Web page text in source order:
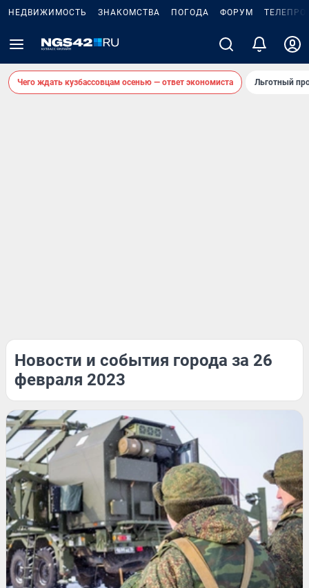
НЕДВИЖИМОСТЬ ЗНАКОМСТВА ПОГОДА ФОРУМ
Чего ждать кузбассовцам осенью — ответ экономиста Льготный
Новости и события города за 26
февраля 2023